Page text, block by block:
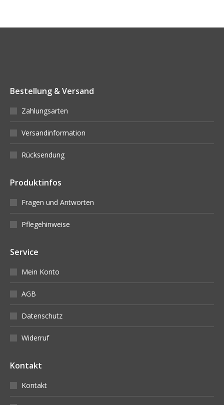
Bestellung & Versand
Zahlungsarten
Versandinformation
Rücksendung
Produktinfos
Fragen und Antworten
Pflegehinweise
Service
Mein Konto
AGB
Datenschutz
Widerruf
Kontakt
Kontakt